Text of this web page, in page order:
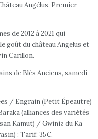
Angélus, Premier
de 2012 à 2021 qui
goût du château Angelus et
Carillon.
de Blés Anciens, samedi
/ Engrain (Petit Épeautre)
(alliances des variétés
Kamut) / Gwiniz du Ka
: Tarif: 35€.